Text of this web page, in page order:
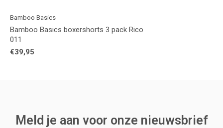
Bamboo Basics
Bamboo Basics boxershorts 3 pack Rico
011
€39,95
Meld je aan voor onze nieuwsbrief